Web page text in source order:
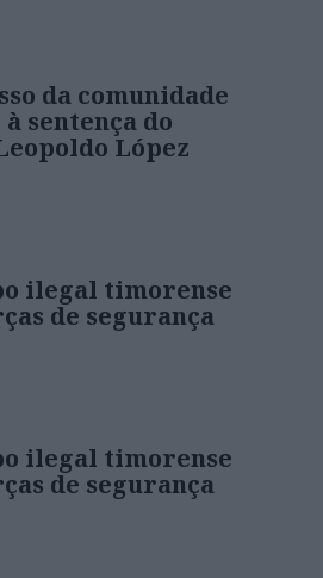
da comunidade
sentença do
López
ilegal timorense
de segurança
ilegal timorense
de segurança